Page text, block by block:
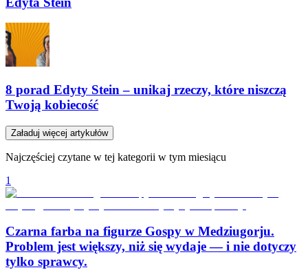
8 porad Edyty Stein – unikaj rzeczy, które niszczą
Twoją kobiecość
Załaduj więcej artykułów
Najczęściej czytane w tej kategorii w tym miesiącu
1
Czarna farba na figurze Gospy w Medziugorju.
Problem jest większy, niż się wydaje — i nie dotyczy
tylko sprawcy.